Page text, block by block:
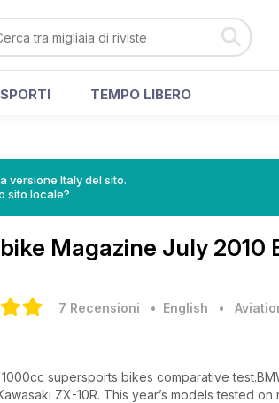
TEMPO LIBERO
versione Italy del sito.
sito locale?
Magazine July 2010
7 Recensioni • English •
1000cc supersports bikes comparative
ZX-10R. This year’s models tested